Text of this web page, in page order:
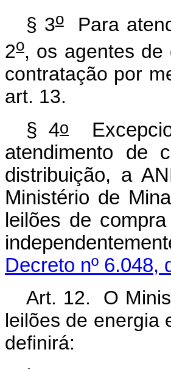
§ 3oPara
2o, os agentes de
contratação por
art. 13.
§ 4o
atendimento de
distribuição, a
Ministério de
leilões de
Decreto nº 6.048,
Art. 12. O
leilões de energia
definirá: